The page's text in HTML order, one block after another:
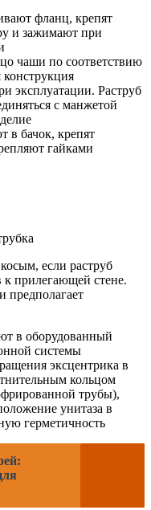
фланц, крепят
и зажимают при
чаши по соответствию
эксплуатации. Раструб
с манжетой
в бачок, крепят
гайками
если раструб
к прилегающей стене.
предполагает
в оборудованный
системы
эксцентрика в
кольцом
трубы),
унитаза в
герметичность